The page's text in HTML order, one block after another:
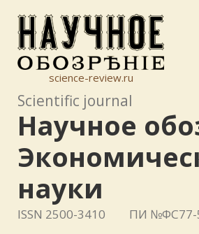
science-review.ru
Scientific journal
Научное
науки
ISSN 2500-3410 ПИ №ФС77-